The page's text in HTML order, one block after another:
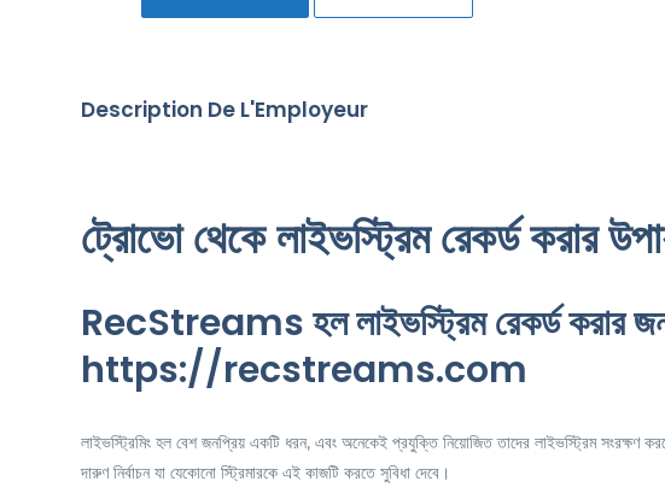
Description De L'Employeur
ট্রোভো থেকে লাইভস্ট্রিম রেকর্ড করার
RecStreams হল লাইভস্ট্রিম রেকর্ড করার
https://recstreams.com
লাইভস্ট্রিমিং হল বেশ জনপ্রিয় একটি ধরন, এবং অনেকেই প্রযুক্তি নিয়োজিত তাদের লাইভস্ট্রিম সংরক্ষণ
দারুণ নির্বাচন যা যেকোনো স্ট্রিমারকে এই কাজটি করতে সুবিধা দেবে।